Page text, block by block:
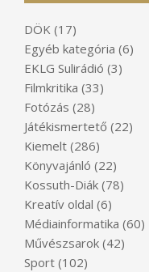
DÖK (17)
Egyéb kategória (6)
EKLG Sulirádió (3)
Filmkritika (33)
Fotózás (28)
Játékismertető (22)
Kiemelt (286)
Könyvajánló (22)
Kossuth-Diák (78)
Kreatív oldal (6)
Médiainformatika (60)
Művészsarok (42)
Sport (102)